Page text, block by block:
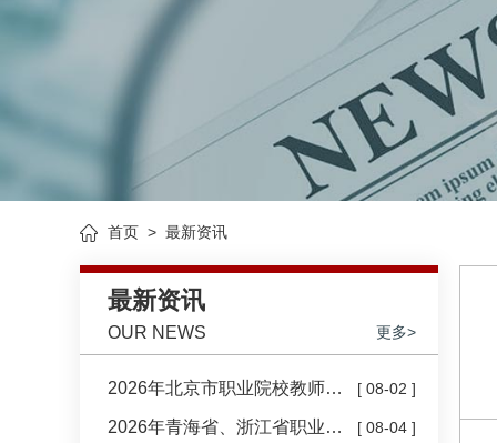
首页 > 最新资讯
最新资讯
OUR NEWS 更多>
2026年北京市职业院校教师素
AI+教学能力提升培训、教师
[ 08-02 ]
2026年青海省、浙江省职业院
[ 08-04 ]